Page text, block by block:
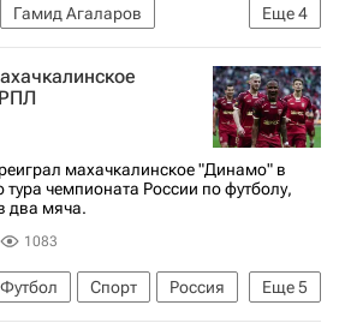
Еще4
Гамид Агаларов
Москва
ПФК ЦСКА
махачкалинское "Динамо" в
чемпионата России по футболу,
два мяча.
1083
Еще5
Футбол Спорт
Россия
Йочич
Рубин